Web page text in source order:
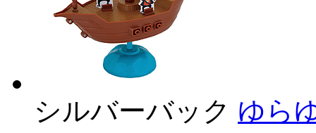
シルバーバック ゆら